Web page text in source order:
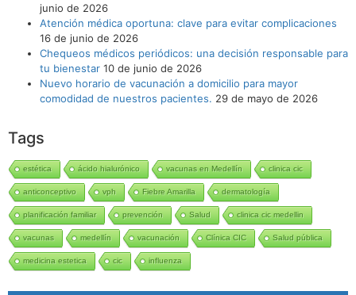
junio de 2026
Atención médica oportuna: clave para evitar complicaciones
16 de junio de 2026
Chequeos médicos periódicos: una decisión responsable para
tu bienestar 10 de junio de 2026
Nuevo horario de vacunación a domicilio para mayor
comodidad de nuestros pacientes. 29 de mayo de 2026
Tags
estética ácido hialurónico vacunas en Medellín clinica cic
anticonceptivo vph Fiebre Amarilla dermatología
planificación familiar prevención Salud clinica cic medellin
vacunas medellín vacunación Clínica CIC Salud pública
medicina estetica cic influenza